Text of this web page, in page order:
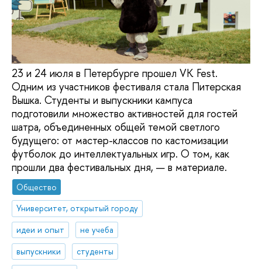
23 и 24 июля в Петербурге прошел VK Fest.
Одним из участников фестиваля стала Питерская
Вышка. Студенты и выпускники кампуса
подготовили множество активностей для гостей
шатра, объединенных общей темой светлого
будущего: от мастер-классов по кастомизации
футболок до интеллектуальных игр. О том, как
прошли два фестивальных дня, — в материале.
Общество
Университет, открытый городу
идеи и опыт
не учеба
выпускники
студенты